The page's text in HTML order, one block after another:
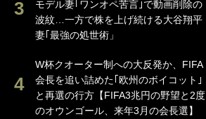
モデル妻｢ワンオペ苦言｣で動画削除の
波紋…一方で株を上げ続ける大谷翔平
妻｢最強の処世術」
W杯クオーター制への大反発か、FIFA
会長を追い詰めた｢欧州のボイコット｣
と再選の行方【FIFA3兆円の野望と2度
のオウンゴール、来年3月の会長選】